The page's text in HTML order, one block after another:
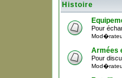
Histoire
Pour
Armées
Pour